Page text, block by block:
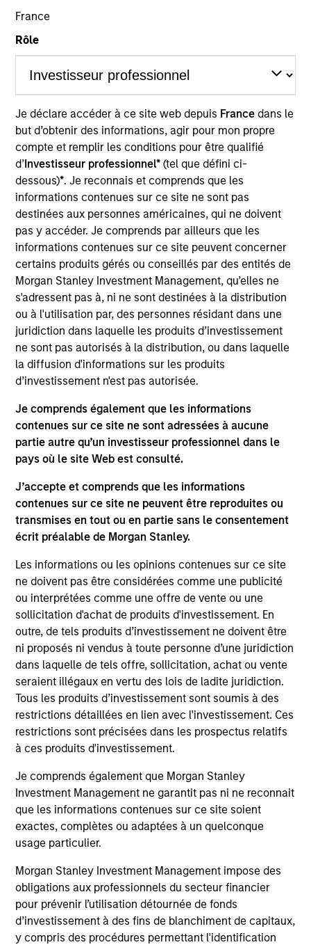
France
Rôle
Je déclare accéder à ce site web depuis France dans le
but d’obtenir des informations, agir pour mon propre
compte et remplir les conditions pour être qualifié
d’Investisseur professionnel*(tel que défini ci-
dessous)*. Je reconnais et comprends que les
informations contenues sur ce site ne sont pas
destinées aux personnes américaines, qui ne doivent
pas y accéder. Je comprends par ailleurs que les
informations contenues sur ce site peuvent concerner
certains produits gérés ou conseillés par des entités de
Morgan Stanley Investment Management, qu’elles ne
s'adressent pas à, ni ne sont destinées à la distribution
ou à l'utilisation par, des personnes résidant dans une
juridiction dans laquelle les produits d’investissement
ne sont pas autorisés à la distribution, ou dans laquelle
la diffusion d'informations sur les produits
d’investissement n'est pas autorisée.
Je comprends également que les informations
contenues sur ce site ne sont adressées à aucune
partie autre qu’un investisseur professionnel dans le
pays où le site Web est consulté.
J’accepte et comprends que les informations
contenues sur ce site ne peuvent être reproduites ou
transmises en tout ou en partie sans le consentement
écrit préalable de Morgan Stanley.
Les informations ou les opinions contenues sur ce site
ne doivent pas être considérées comme une publicité
ou interprétées comme une offre de vente ou une
sollicitation d'achat de produits d'investissement. En
outre, de tels produits d’investissement ne doivent être
ni proposés ni vendus à toute personne d’une juridiction
dans laquelle de tels offre, sollicitation, achat ou vente
seraient illégaux en vertu des lois de ladite juridiction.
Tous les produits d’investissement sont soumis à des
restrictions détaillées en lien avec l'investissement. Ces
restrictions sont précisées dans les prospectus relatifs
à ces produits d'investissement.
Je comprends également que Morgan Stanley
Investment Management ne garantit pas ni ne reconnait
que les informations contenues sur ce site soient
exactes, complètes ou adaptées à un quelconque
usage particulier.
Morgan Stanley Investment Management impose des
obligations aux professionnels du secteur financier
pour prévenir l’utilisation détournée de fonds
d’investissement à des fins de blanchiment de capitaux,
y compris des procédures permettant l'identification
Years
Broad Markets Fixed Income Team
Mihir Shah is a Portfolio Analyst on the Broad
Markets Fixed Income team at Morgan Stanley,
where he joined in 2025. Before joining the firm, he
spent over a decade at Wellington Management,
serving in a variety of roles across the investment
platform, most recently as a Portfolio Analyst. Mihir
holds a Master of Science in Quantitative and
Computational Finance from the Georgia Institute of
Technology and a Bachelor of Engineering degree
from the University of Mumbai. He is a Chartered
Financial Analyst (CFA) charterholder and also holds
the Financial Risk Manager (FRM) designation.
Team Insights
ARTICLE
The MSIM Quantitative Duration
Strategy Model: A Factor-Based
Approach to Managing Interest Rates
Anton Heese and Matas Vala explore the
Quantitative Duration Strategy Model, one of
the proprietary tools the team uses to enhance
their investment process, as it helps provide
processing relevant and important data.
05-AUG-2026
May not represent all Team Members.